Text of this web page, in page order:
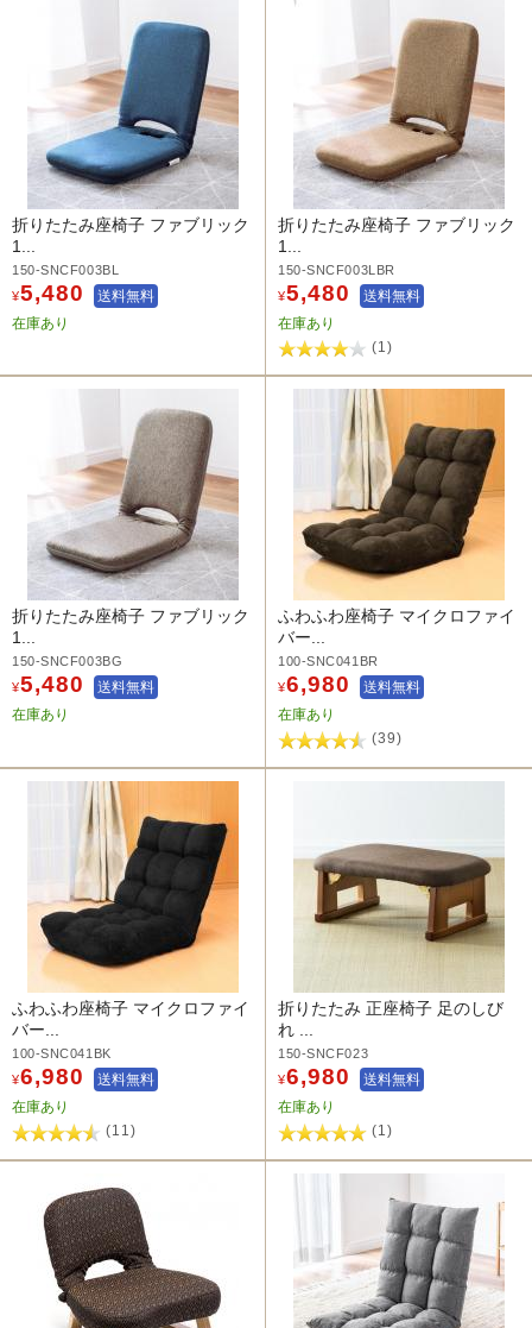
折りたたみ座椅子 ファブリック
1...
150-SNCF003BL
¥5,480
送料無料
在庫あり
折りたたみ座椅子 ファブリック
1...
150-SNCF003LBR
¥5,480
送料無料
在庫あり
(1)
折りたたみ座椅子 ファブリック
1...
150-SNCF003BG
¥5,480
送料無料
在庫あり
ふわふわ座椅子 マイクロファイ
バー...
100-SNC041BR
¥6,980
送料無料
在庫あり
(39)
ふわふわ座椅子 マイクロファイ
バー...
100-SNC041BK
¥6,980
送料無料
在庫あり
(11)
折りたたみ 正座椅子 足のしび
れ ...
150-SNCF023
¥6,980
送料無料
在庫あり
(1)